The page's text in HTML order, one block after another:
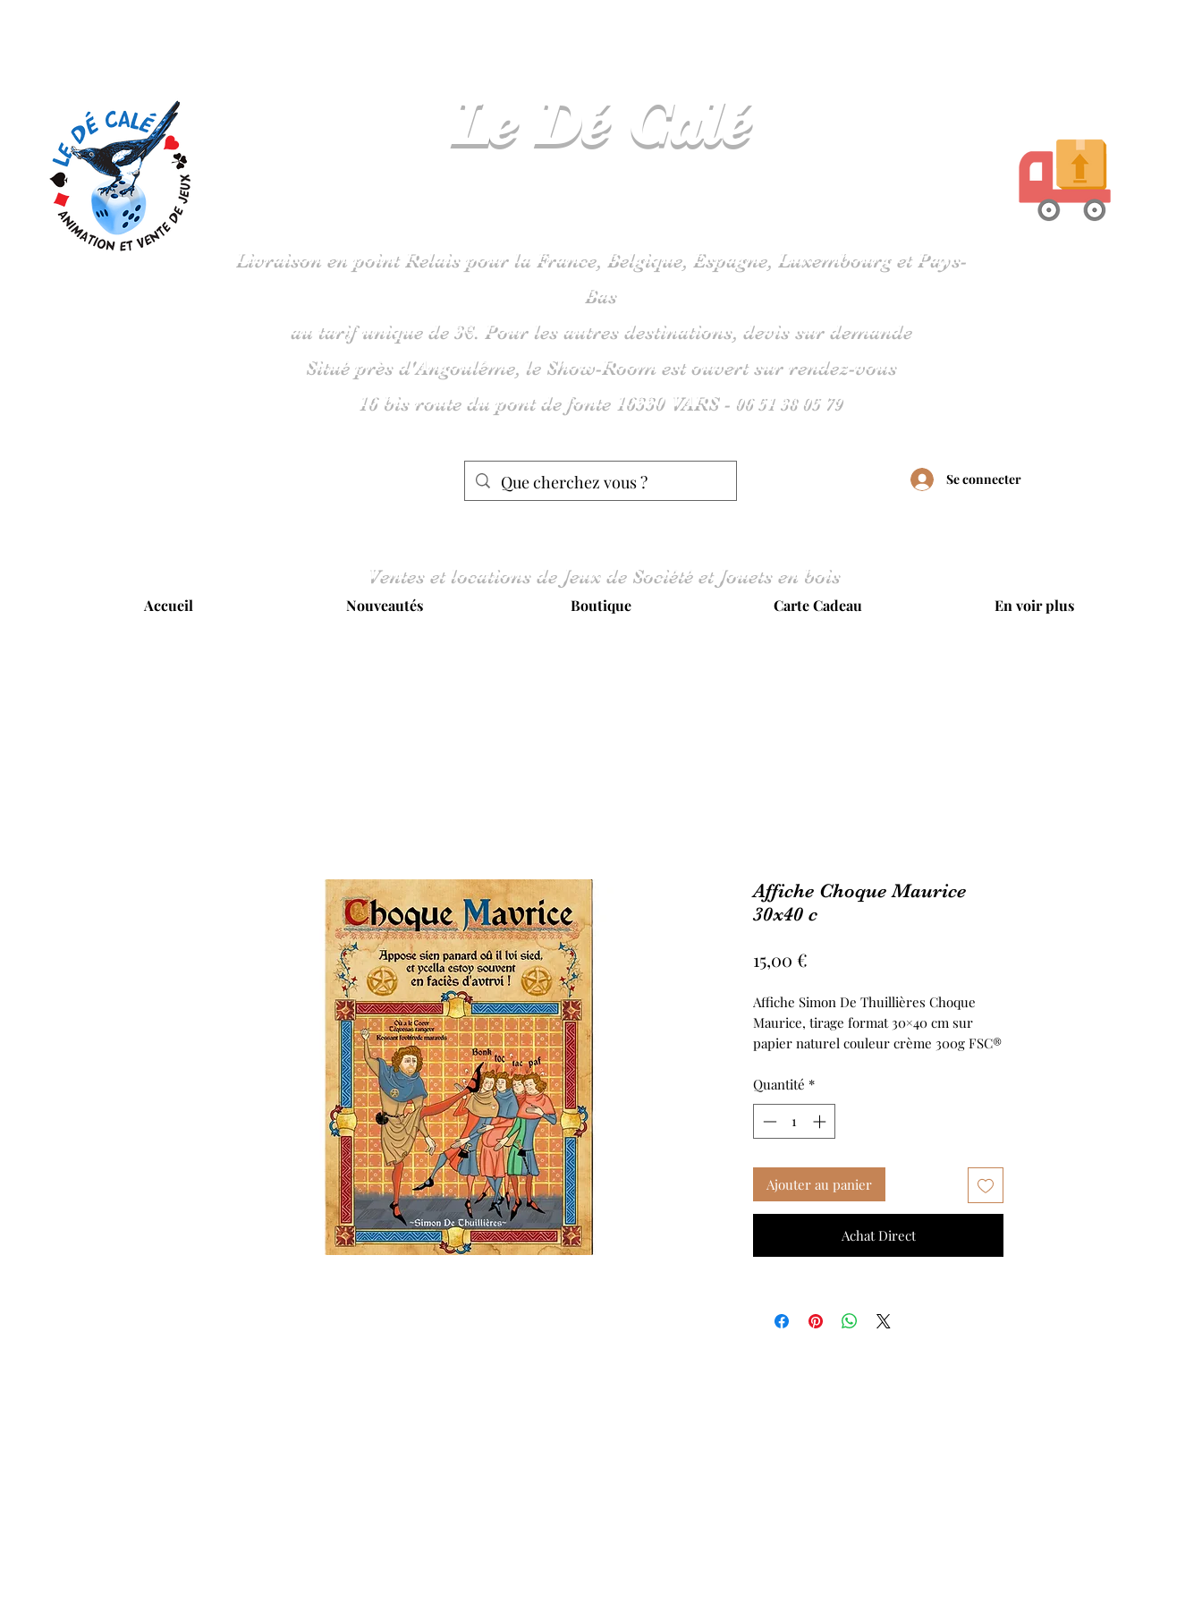
Le DéCalé
Livraison en point Relais pour la France, Belgique, Espagne, Luxembourg et Pays-
Bas
au tarif unique de 3€. Pour les autres destinations, devis sur demande
Situé près d'Angoulême, le Show-Room est ouvert sur rendez-vous
16 bis route du pont de fonte 16330 VARS - 0651 38 05 79
Se connecter
Ventes et locations de Jeux de Société et Jouets en bois
Accueil Nouveautés Boutique Carte Cadeau En voir plus
Affiche Choque Maurice
30x40 c
15,00 €
Affiche Simon De Thuillières Choque
Maurice, tirage format 30×40 cm sur
papier naturel couleur crème 300g FSC®
Quantité *
Ajouter au panier
Achat Direct